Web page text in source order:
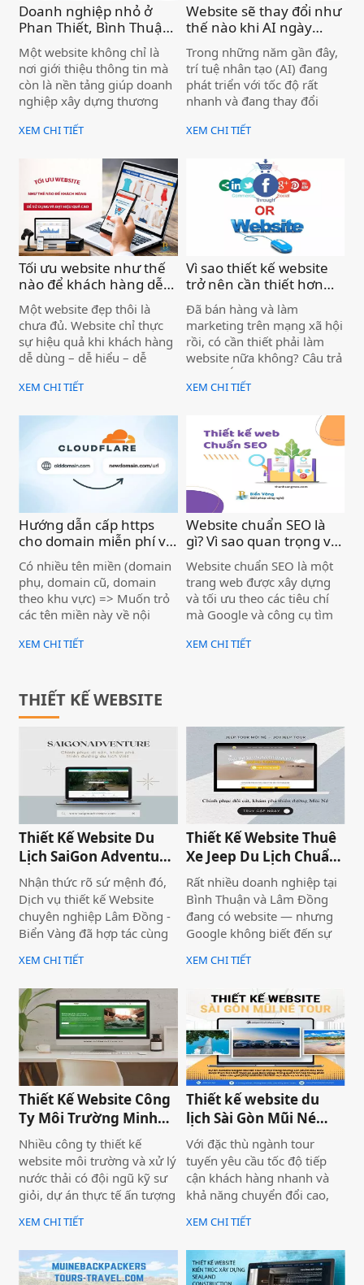
Doanh nghiệp nhỏ ở
Phan Thiết, Bình Thuận
có cần website không ? )
Một website không chỉ là
nơi giới thiệu thông tin mà
còn là nền tảng giúp doanh
nghiệp xây dựng thương
cận khách hàng từ Google.
dịch vụ và thấy doanh
nghiệp có website rõ ràng,
chuyên nghiệp, khả năng
liên hệ sẽ cao hơn rất nhiều.
XEM CHI TIẾT
Website sẽ thay đổi như
thế nào khi AI ngày
Trong những năm gần đây,
trí tuệ nhân tạo (AI) đang
phát triển với tốc độ rất
nhanh và đang thay đổi
sống. Ngành thiết kế
cũng không nằm ngoài xu
hướng này. Khi AI ngày
càng thông minh hơn, cách
doanh nghiệp xây dựng và
vận hành website cũng sẽ
có nhiều thay đổi đáng kể.
XEM CHI TIẾT
Tối ưu website như thế
nào để khách hàng dễ
sử dụng và đạt hiệu
quả? )
Một website đẹp thôi là
chưa đủ. Website chỉ thực
sự hiệu quả khi khách hàng
dễ dùng – dễ hiểu – dễ
thiện với Google để tiếp cận
XEM CHI TIẾT
Vì sao thiết kế website
trở nên cần thiết hơn
bao giờ hết cho doanh
nghiệp hiện nay )
Đã bán hàng và làm
marketing trên mạng xã hội
rồi, có cần thiết phải làm
website nữa không? Câu trả
lời là: CÓ – và website ngày
càng quan trọng hơn
XEM CHI TIẾT
Hướng dẫn cấp https
cho domain miễn phí và
redirect đến 1 url bất kỳ
mà không cần thêm
hosting )
Có nhiều tên miền (domain
phụ, domain cũ, domain
theo khu vực) => Muốn trỏ
các tên miền này về nội
chính, mà không muốn
XEM CHI TIẾT
Website chuẩn SEO là
gì? Vì sao quan trọng với
doanh nghiệp | Dịch vụ
thiết kế website chuyên
nghiệp Biển Vàng )
Website chuẩn SEO là một
trang web được xây dựng
và tối ưu theo các tiêu chí
mà Google và công cụ tìm
XEM CHI TIẾT
THIẾT KẾ WEBSITE
Thiết Kế Website Du
Lịch SaiGon Adventure
- Top tour Saigon
Nhận thức rõ sứ mệnh đó,
Dịch vụ thiết kế Website
chuyên nghiệp Lâm Đồng -
Biển Vàng đã hợp tác cùng
thương hiệu SaiGon
Adventure để triển khai dự
cao cấp tại địa chỉ
saigonadventure.com. Dự
án không chỉ giúp SaiGon
Adventure khẳng định vị
thế dẫn đầu trong mảng
tour trải nghiệm Sài Gòn &
Việt Nam mà còn là minh
chứng cho năng lực công
nghệ và tư duy UX/UI hiện
đại từ Biển Vàng.
XEM CHI TIẾT
Thiết Kế Website Thuê
Xe Jeep Du Lịch Chuẩn
SEO 2026 | JoyJeep
Rất nhiều doanh nghiệp tại
Bình Thuận và Lâm Đồng
đang có website — nhưng
Google không biết đến sự
tồn tại của họ. Không có
khách từ tìm kiếm tự nhiên,
dung đều trở nên vô nghĩa.
Vấn đề không nằm ở nội
dung hay thiếu ngân sách
quảng cáo — mà nằm ngay
ở nền tảng: website chưa
được thiết kế chuẩn SEO
2026 từ đầu.
XEM CHI TIẾT
Thiết Kế Website Công
Ty Môi Trường Minh
Đạt - Lâm Đồng
Nhiều công ty thiết kế
website môi trường và xử lý
nước thải có đội ngũ kỹ sư
giỏi, dự án thực tế ấn tượng
— nhưng website lại sơ sài,
tải chậm, không có trên
B2B bị đối thủ có website
chuyên nghiệp hơn giành
XEM CHI TIẾT
Thiết kế website du
lịch Sài Gòn Mũi Né
Tour
Với đặc thù ngành tour
tuyến yêu cầu tốc độ tiếp
cận khách hàng nhanh và
khả năng chuyển đổi cao,
dự án không chỉ được xây
dựng như một website giới
định hướng trở thành một
công cụ hỗ trợ bán hàng
XEM CHI TIẾT